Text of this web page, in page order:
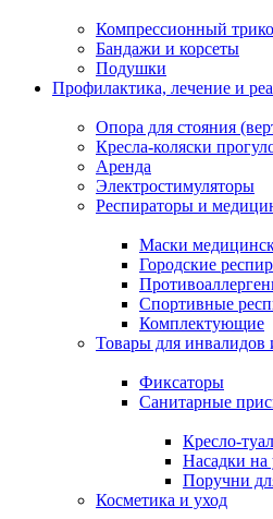
Компрессионный
Бандажи и корсеты
Подушки
Профилактика, лечение и
Опора для стояния
Кресла-коляски
Аренда
Электростимуляторы
Респираторы и
Маски
Городские
Спортивные
Комплектующие
Товары для
Фиксаторы
Санитарные
Кресло-
Насадки на
Поручни
Косметика и уход